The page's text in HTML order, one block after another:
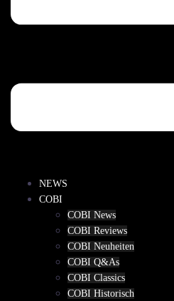
NEWS
COBI
COBI News
COBI Reviews
COBI Neuheiten
COBI Q&As
COBI Classics
COBI Historisch